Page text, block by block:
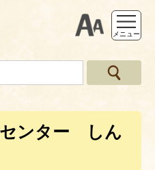
支援ツー
メニュー
センター しん